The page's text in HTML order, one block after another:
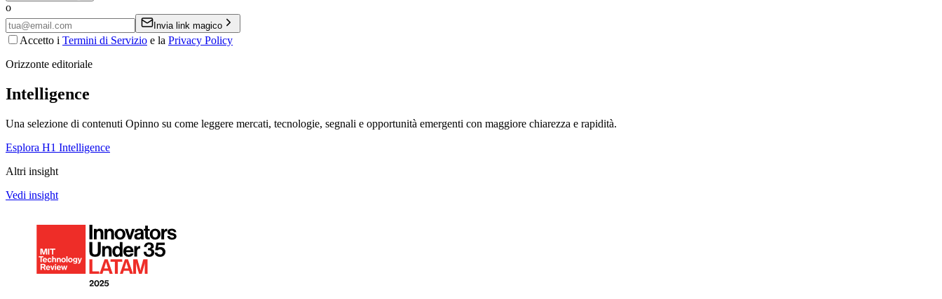
o
Invia link magico
Accetto i Termini di Servizio e la Privacy Policy
Orizzonte editoriale
Intelligence
Una selezione di contenuti Opinno su come leggere mercati, tecnologie, segnali e opportunità emergenti con maggiore chiarezza e rapidità.
Esplora H1 Intelligence
Altri insight
Vedi insight